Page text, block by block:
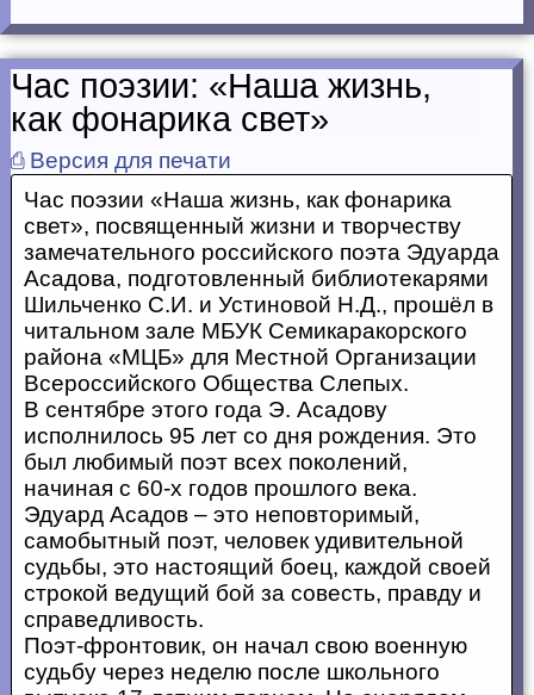
Час поэзии: «Наша жизнь,
как фонарика свет»
⎙ Версия для печати
Час поэзии «Наша жизнь, как фонарика
свет», посвященный жизни и творчеству
замечательного российского поэта Эдуарда
Асадова, подготовленный библиотекарями
Шильченко С.И. и Устиновой Н.Д., прошёл в
читальном зале МБУК Семикаракорского
района «МЦБ» для Местной Организации
Всероссийского Общества Слепых.
В сентябре этого года Э. Асадову
исполнилось 95 лет со дня рождения. Это
был любимый поэт всех поколений,
начиная с 60-х годов прошлого века.
Эдуард Асадов – это неповторимый,
самобытный поэт, человек удивительной
судьбы, это настоящий боец, каждой своей
строкой ведущий бой за совесть, правду и
справедливость.
Поэт-фронтовик, он начал свою военную
судьбу через неделю после школьного